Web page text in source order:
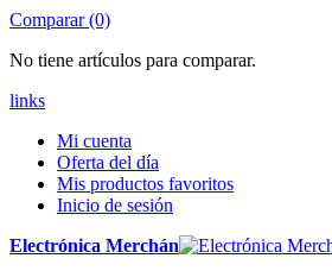
Comparar (0)
No tiene artículos para comparar.
links
Mi cuenta
Oferta del día
Mis productos favoritos
Inicio de sesión
Electrónica Merchán